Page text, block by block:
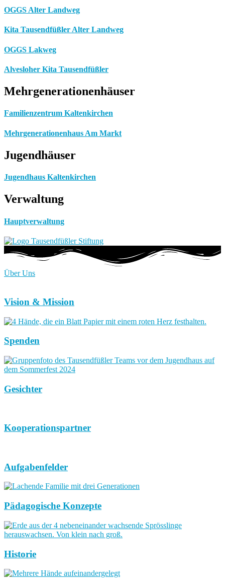
OGGS Alter Landweg
Kita Tausendfüßler Alter Landweg
OGGS Lakweg
Alvesloher Kita Tausendfüßler
Mehrgenerationenhäuser
Familienzentrum Kaltenkirchen
Mehrgenerationenhaus Am Markt
Jugendhäuser
Jugendhaus Kaltenkirchen
Verwaltung
Hauptverwaltung
Über Uns
Vision & Mission
Spenden
Gesichter
Kooperationspartner
Aufgabenfelder
Pädagogische Konzepte
Historie